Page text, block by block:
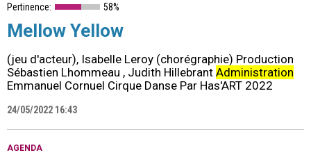
Pertinence: 58%
Mellow Yellow
(jeu d'acteur), Isabelle Leroy (chorégraphie) Production
Sébastien Lhommeau , Judith Hillebrant Administration
Emmanuel Cornuel Cirque Danse Par Has'ART 2022
24/05/2022 16:43
AGENDA